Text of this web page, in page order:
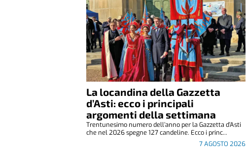
La locandina della Gazzetta
d’Asti: ecco i principali
argomenti della settimana
7 AGOSTO 2026
Trentunesimo numero dell’anno per la Gazzetta d’Asti
che nel 2026 spegne 127 candeline. Ecco i princ...